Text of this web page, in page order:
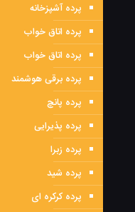
پرده آشپزخانه
پرده اتاق خواب
پرده اتاق خواب
پرده برقی هوشمند
پرده پانچ
پرده پذیرایی
پرده زبرا
پرده شید
پرده کرکره ای